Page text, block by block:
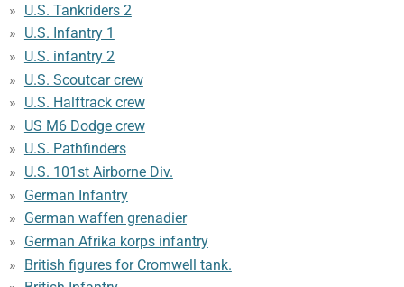
U.S. Tankriders 2
U.S. Infantry 1
U.S. infantry 2
U.S. Scoutcar crew
U.S. Halftrack crew
US M6 Dodge crew
U.S. Pathfinders
U.S. 101st Airborne Div.
German Infantry
German waffen grenadier
German Afrika korps infantry
British figures for Cromwell tank.